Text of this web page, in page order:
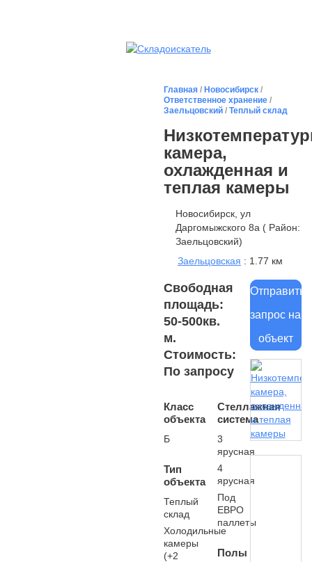
Главная / Новосибирск /
Ответственное хранение /
Заельцовский / Теплый склад
камера,
охлажденная и
теплая камеры
Новосибирск, ул
Даргомыжского 8а ( Район:
Заельцовский)
Заельцовская : 1.77 км
Отправить
запрос на
объект
Свободная
площадь:
50-500кв.
м.
Стоимость:
По запросу
Класс
объекта
Б
Тип
объекта
Теплый
склад
Холодильные
камеры
(+2
Стеллажная
система
3
ярусная
4
ярусная
Под
ЕВРО
паллеты
Полы